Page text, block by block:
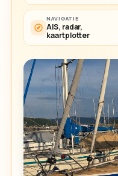
NAVIGATIE
AIS, radar,
kaartplotter